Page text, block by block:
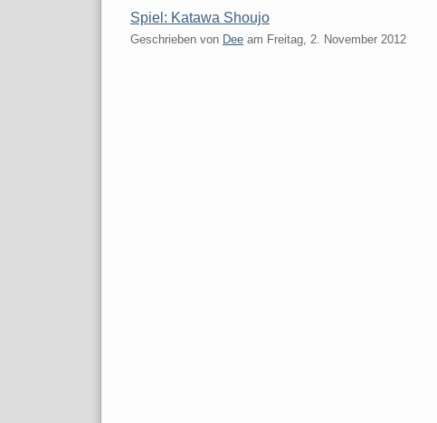
Spiel: Katawa Shoujo
Geschrieben von Dee am Freitag, 2. November 2012